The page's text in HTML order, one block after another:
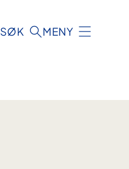
SØK MENY